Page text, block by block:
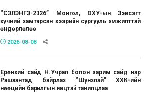
“СЭЛЭНГЭ-2026” Монгол, ОХУ-ын Зэвсэгт
хүчний хамтарсан хээрийн сургууль амжилттай
өндөрлөлөө
2026-08-08
Ерөнхий сайд Н.Учрал болон зарим сайд нар
Рашаантад байрлах “Шунхлай” ХХК-ийн
нөөцийн барилгын явцтай танилцлаа